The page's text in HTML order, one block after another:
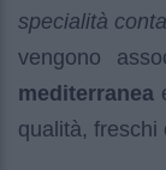
specialità
vengono
mediterranea
qualità, freschi